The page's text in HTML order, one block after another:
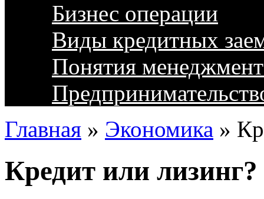
Бизнес операции
Виды кредитных
Понятия
Главная » Экономика »
Кредит или лизинг?